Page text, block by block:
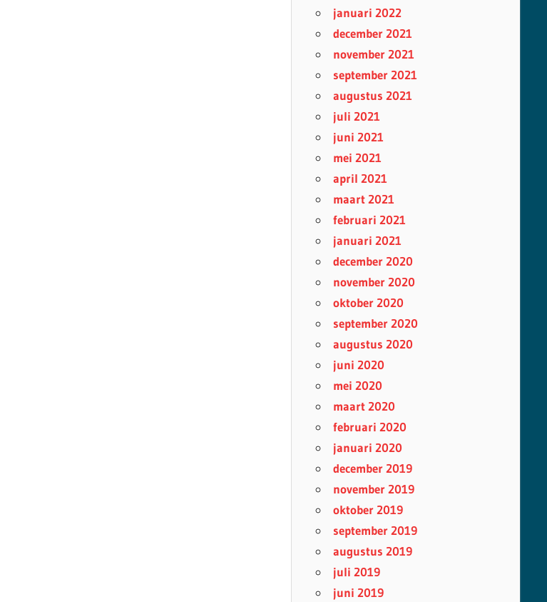
januari 2022
december 2021
november 2021
september 2021
augustus 2021
juli 2021
juni 2021
mei 2021
april 2021
maart 2021
februari 2021
januari 2021
december 2020
november 2020
oktober 2020
september 2020
augustus 2020
juni 2020
mei 2020
maart 2020
februari 2020
januari 2020
december 2019
november 2019
oktober 2019
september 2019
augustus 2019
juli 2019
juni 2019